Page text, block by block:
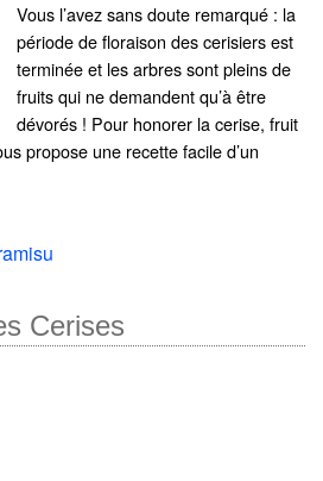
Vous l’avez sans doute remarqué : la
période de floraison des cerisiers est
terminée et les arbres sont pleins de
fruits qui ne demandent qu’à être
dévorés ! Pour honorer la cerise, fruit
propose une recette facile d’un
Cerises